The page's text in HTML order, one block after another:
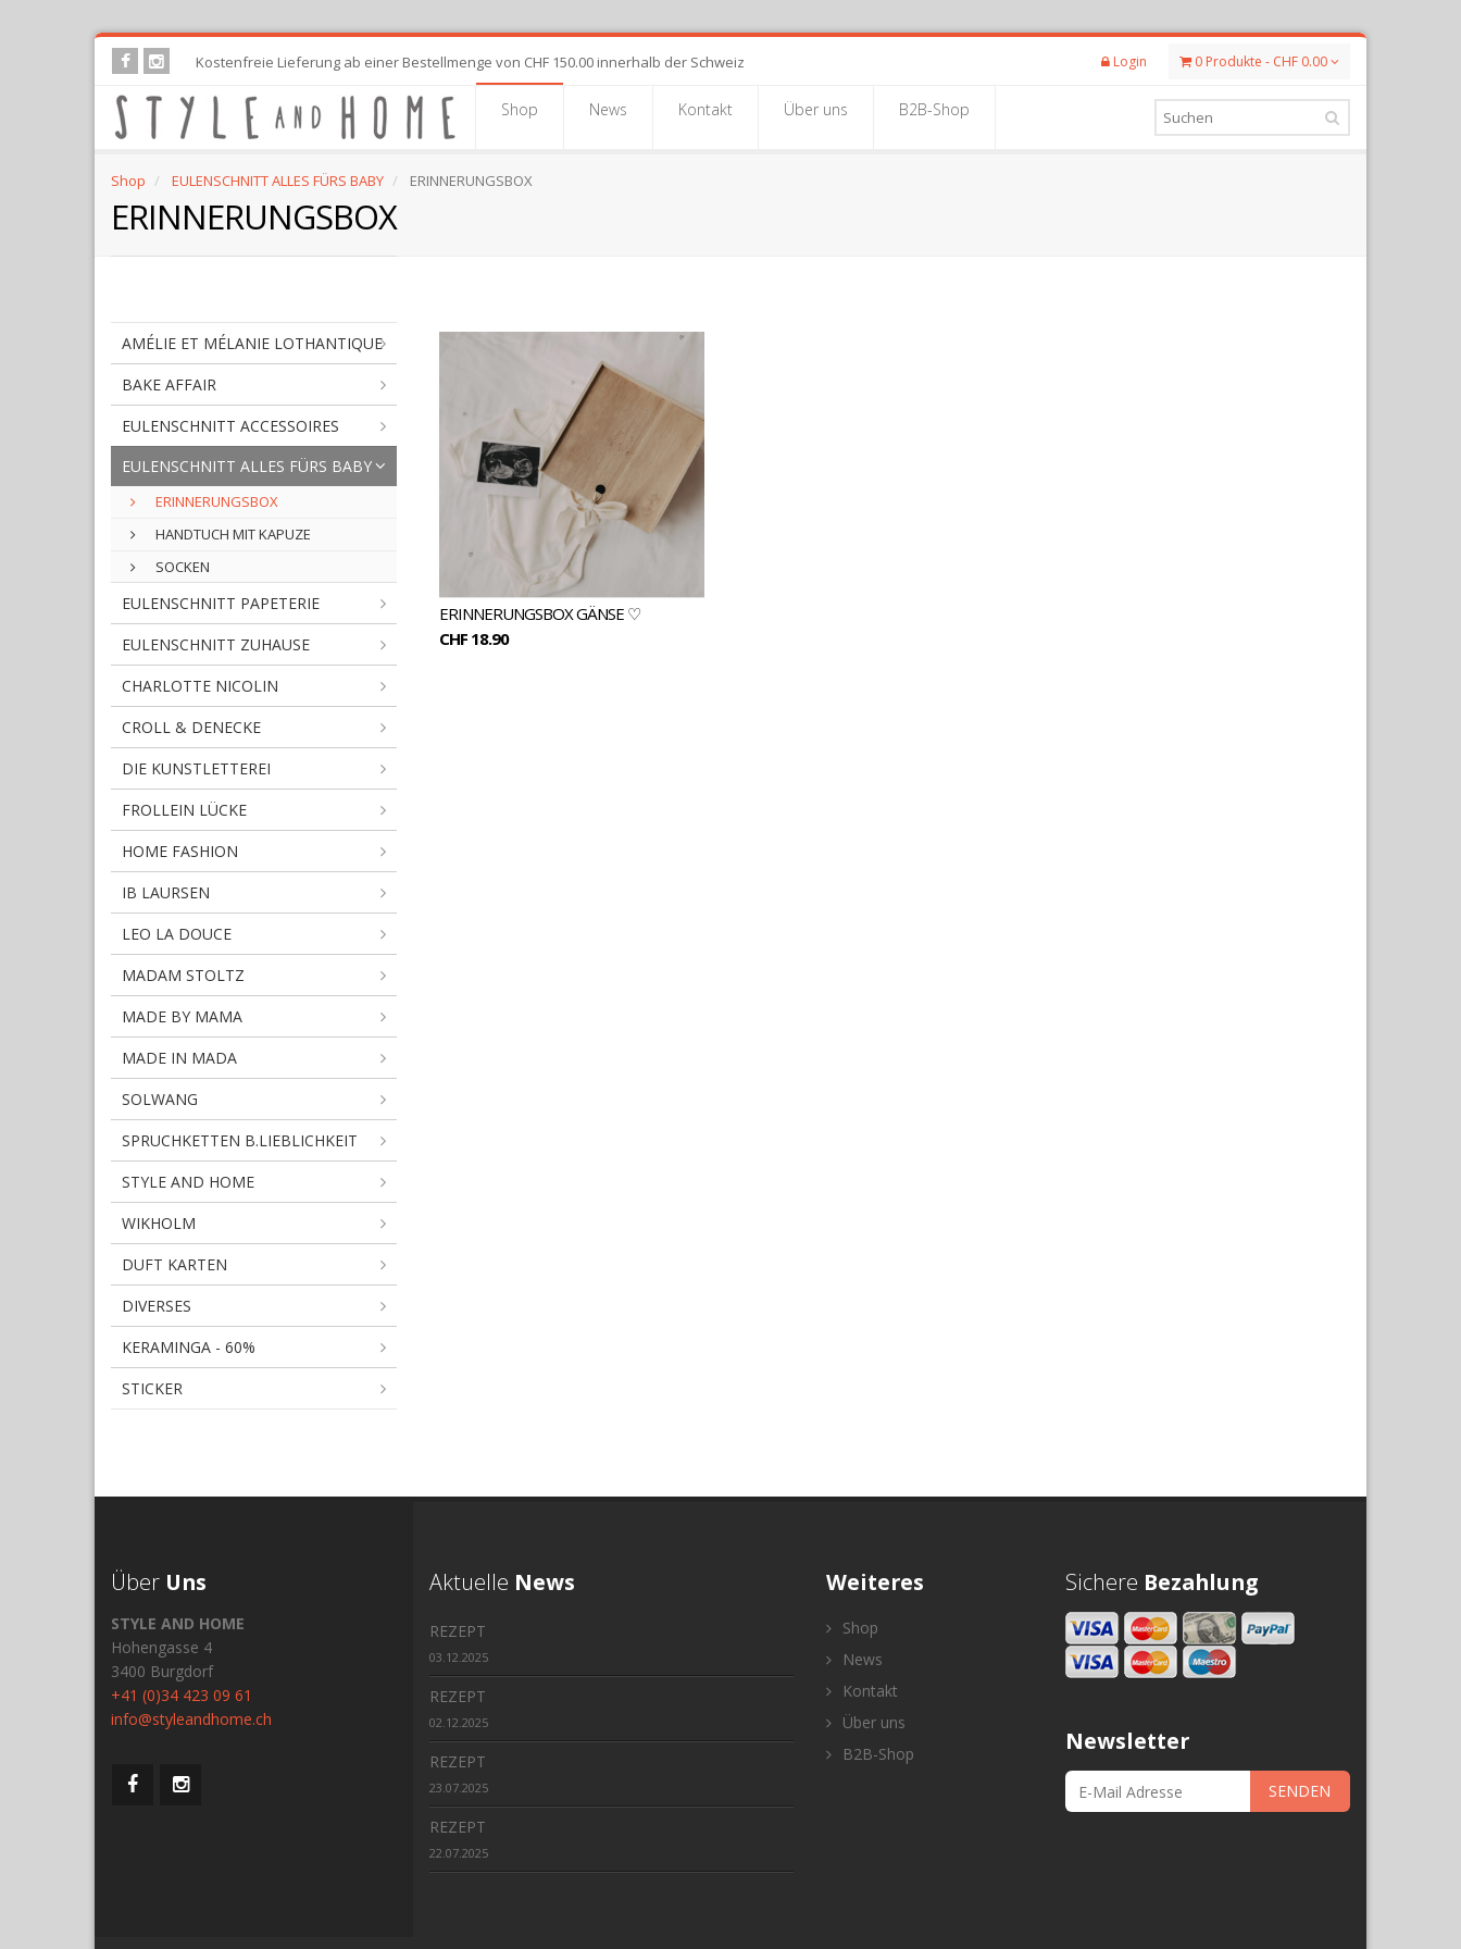
Skip
main
content
Kostenfreie Lieferung ab einer Bestellmenge von CHF 150.00 innerhalb der Schweiz Login 0 Produkte - CHF 0.00
Shop News Kontakt Über uns B2B-Shop
Shop EULENSCHNITT ALLES FÜRS BABY ERINNERUNGSBOX
ERINNERUNGSBOX
AMÉLIE ET MÉLANIE LOTHANTIQUE
BAKE AFFAIR
EULENSCHNITT ACCESSOIRES
EULENSCHNITT ALLES FÜRS BABY
ERINNERUNGSBOX
HANDTUCH MIT KAPUZE
SOCKEN
EULENSCHNITT PAPETERIE
EULENSCHNITT ZUHAUSE
CHARLOTTE NICOLIN
CROLL & DENECKE
DIE KUNSTLETTEREI
FROLLEIN LÜCKE
HOME FASHION
IB LAURSEN
LEO LA DOUCE
MADAM STOLTZ
MADE BY MAMA
MADE IN MADA
SOLWANG
SPRUCHKETTEN B.LIEBLICHKEIT
STYLE AND HOME
WIKHOLM
DUFT KARTEN
DIVERSES
KERAMINGA - 60%
STICKER
ERINNERUNGSBOX
ERINNERUNGSBOX GÄNSE ♡
CHF 18.90
Über Uns
STYLE AND HOME
Hohengasse 4
3400 Burgdorf
+41 (0)34 423 09 61
info@styleandhome.ch
Aktuelle News
REZEPT
03.12.2025
REZEPT
02.12.2025
REZEPT
23.07.2025
REZEPT
22.07.2025
Weiteres
Shop
News
Kontakt
Über uns
B2B-Shop
Sichere Bezahlung
Newsletter
SENDEN